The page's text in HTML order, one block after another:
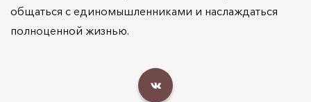
общаться с единомышленниками и наслаждаться
полноценной жизнью.